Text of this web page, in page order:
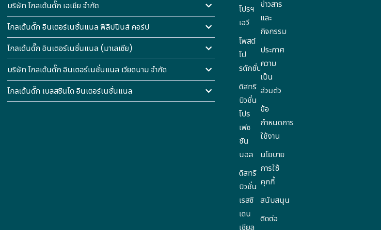
บริษัท โกลเด้นดั๊ก เอเชีย จำกัด
โกลเด้นดั๊ก อินเตอร์เนชั่นแนล ฟิลิปปินส์ คอร์ป
โกลเด้นดั๊ก อินเตอร์เนชั่นแนล (มาเลเซีย)
บริษัท โกลเด้นดั๊ก อินเตอร์เนชั่นแนล เวียดนาม จำกัด
โกลเด้นดั๊ก เบลสซินโด อินเตอร์เนชั่นแนล
ดิสทริ
บิวชั่น
เรสซิ
เดน
เชียล
ดิสทริ
บิวชั่น
โปร
เฟซ
ชัน
นอล
โพสต์
โป
รดักชั่น
โปรฯ
เอวี
ข่าวสาร
และ
กิจกรรม
ประกาศ
ความ
เป็น
ส่วนตัว
ข้อ
กำหนดการ
ใช้งาน
นโยบาย
การใช้
คุกกี้
สนับสนุน
ติดต่อ